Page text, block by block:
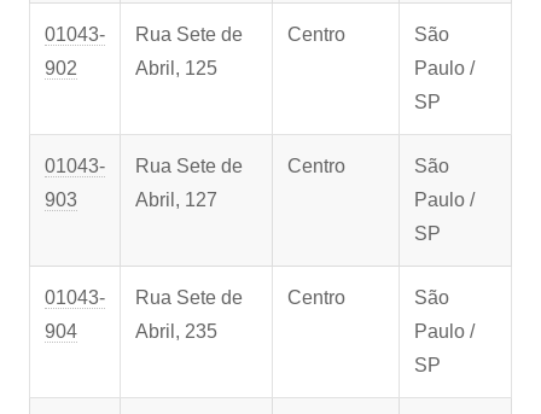
01043-
902
Rua Sete de
Abril, 125
Centro
São
Paulo /
SP
01043-
903
Rua Sete de
Abril, 127
Centro
São
Paulo /
SP
01043-
904
Rua Sete de
Abril, 235
Centro
São
Paulo /
SP